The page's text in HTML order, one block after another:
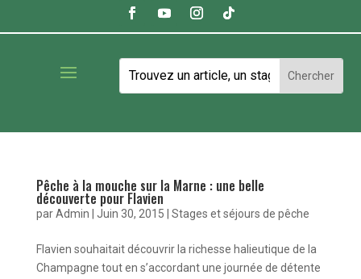
Pêche à la mouche sur la Marne : une belle
découverte pour Flavien
parAdmin Juin 30, 2015 Stages et séjours de pêche
Flavien souhaitait découvrir la richesse halieutique de la
Champagne tout en s’accordant une journée de détente